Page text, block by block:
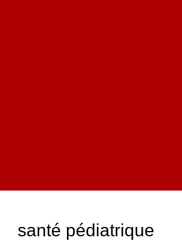
santé pédiatrique